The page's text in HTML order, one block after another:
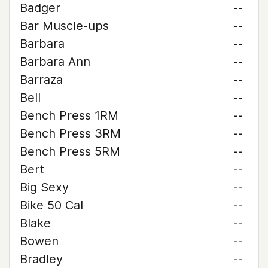
Badger
--
Bar Muscle-ups
--
Barbara
--
Barbara Ann
--
Barraza
--
Bell
--
Bench Press 1RM
--
Bench Press 3RM
--
Bench Press 5RM
--
Bert
--
Big Sexy
--
Bike 50 Cal
--
Blake
--
Bowen
--
Bradley
--